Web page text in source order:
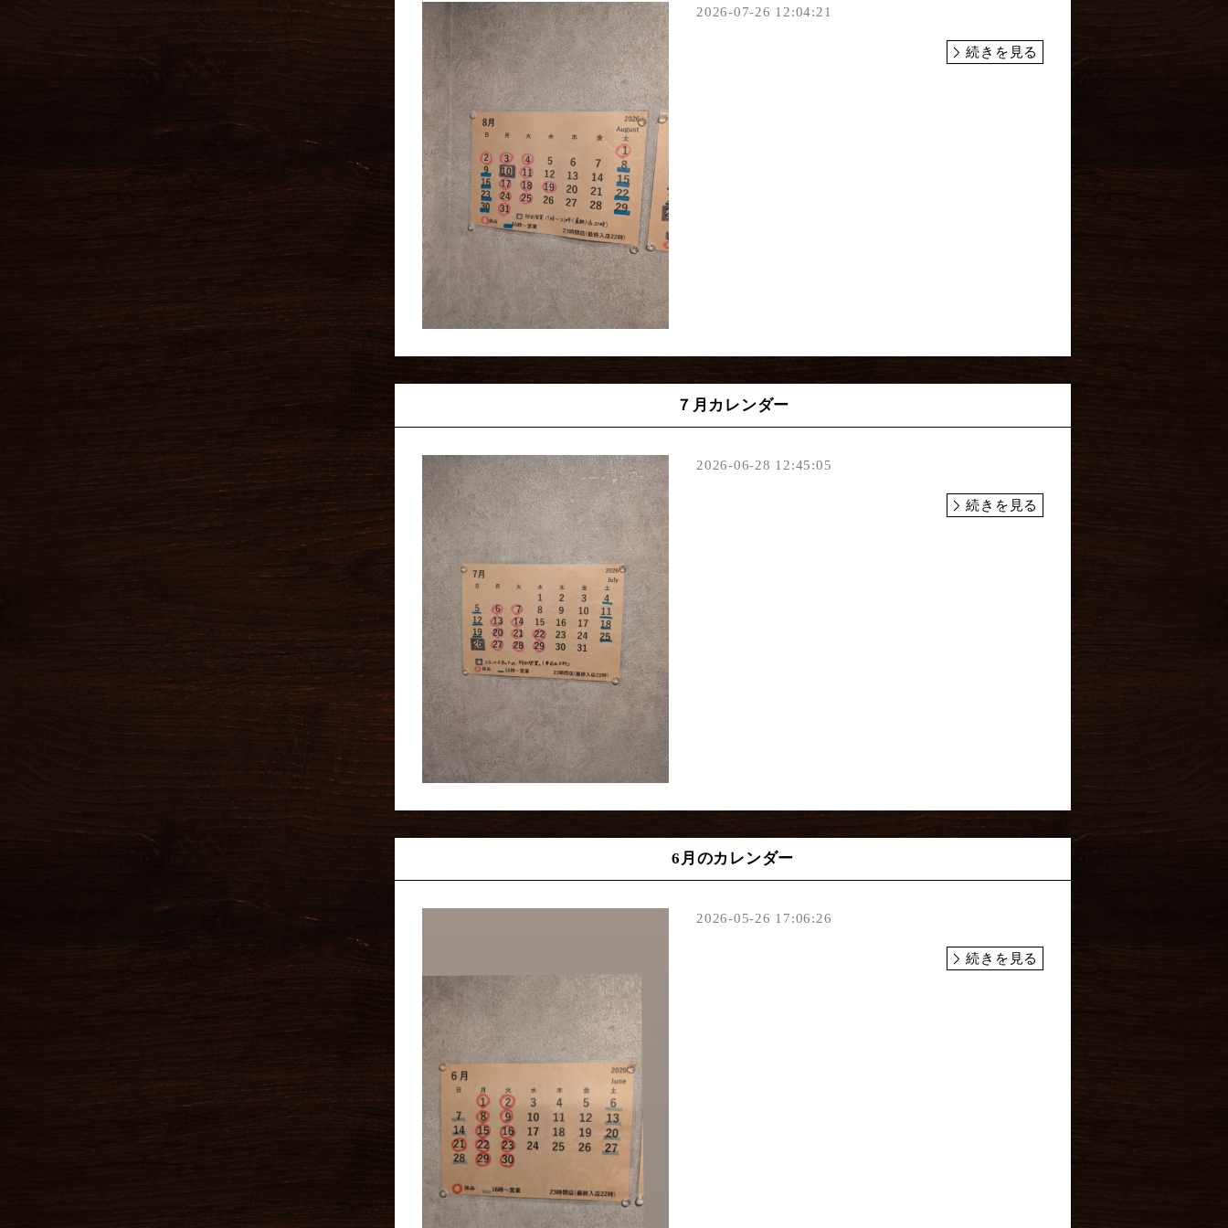
2026-07-26 12:04:21
続きを見る
７月カレンダー
2026-06-28 12:45:05
続きを見る
6月のカレンダー
2026-05-26 17:06:26
続きを見る